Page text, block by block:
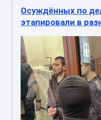
Осуждённых по
этапировали в